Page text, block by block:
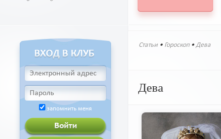
запомнить меня
Статьи • Гороскоп• Дева
Дева